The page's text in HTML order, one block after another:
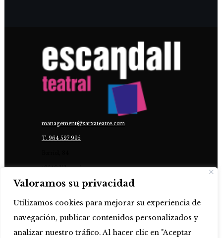
Valoramos su privacidad
Utilizamos cookies para mejorar su experiencia de
navegación, publicar contenidos personalizados y
analizar nuestro tráfico. Al hacer clic en "Aceptar
management@xarxateatre.com
T. ‭964 527 995
12540 Vila-real
COL·LABORA: